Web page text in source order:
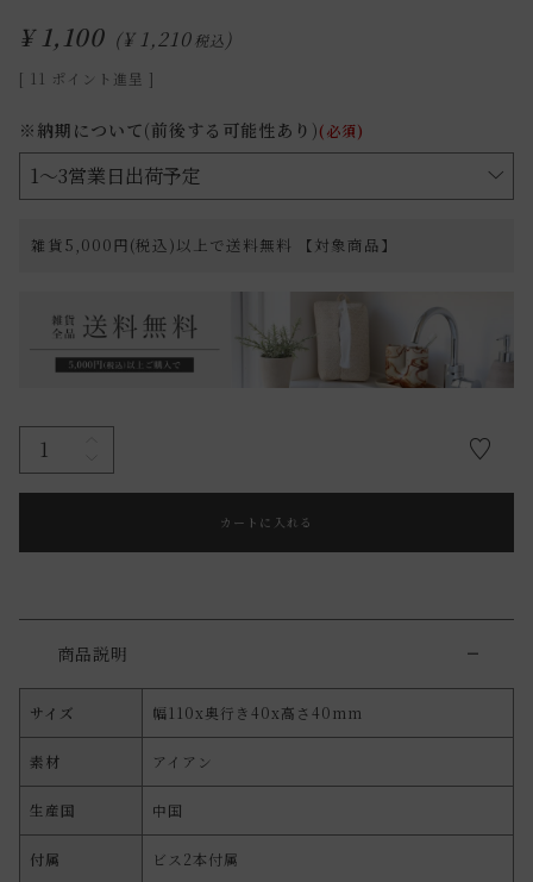
¥ 1,100 ¥ 1,210税込
[ 11 ポイント進呈 ]
※納期について(前後する可能性あり)(必須)
雑貨5,000円(税込)以上で送料無料 【対象商品】
カートに入れる
商品説明
サイズ 幅110x奥行き40x高さ40mm
素材 アイアン
生産国 中国
付属 ビス2本付属